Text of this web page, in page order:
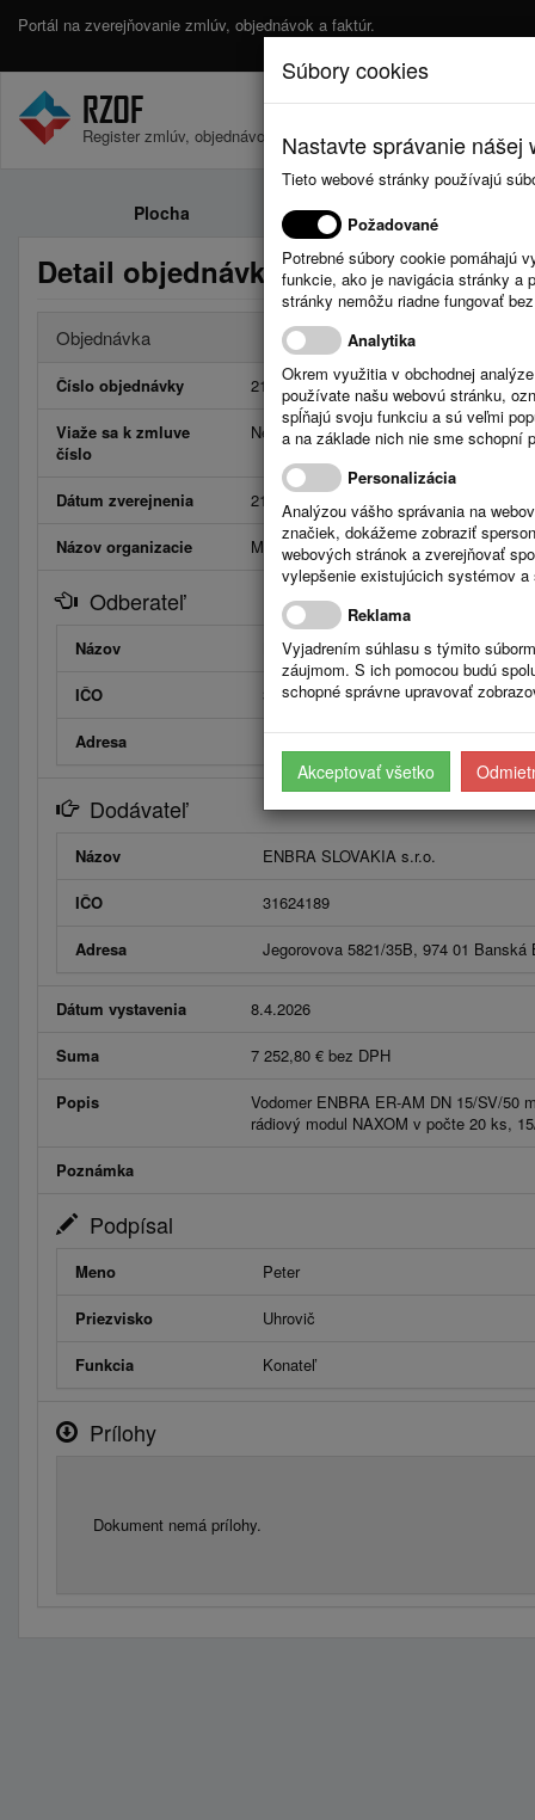
Portál na zverejňovanie zmlúv, objednávok a faktúr.
Register zmlúv, objednávok a faktúr.
Plocha Zmluvy
Detail objednávky číslo 212/2026
Objednávka
Číslo objednávky 212/2026
Viaže sa k zmluve
číslo
Neviaže
Dátum zverejnenia 21.4.2026
Názov organizacie Mestský podnik bytového hospodárstva
Odberateľ
Názov Mestský podnik bytového
IČO 34112502
Adresa M.Corvina 1232/20, 93201 Veľký Meder
Dodávateľ
Názov ENBRA SLOVAKIA s.r.o.
IČO 31624189
Adresa Jegorovova 5821/35B, 974 01 Banská
Dátum vystavenia 8.4.2026
Suma 7 252,80 € bez DPH
Popis
Vodomer ENBRA ER-AM DN 15/SV/50
rádiový modul NAXOM v počte 20 ks,
Poznámka
Podpísal
Meno Peter
Priezvisko Uhrovič
Funkcia Konateľ
Prílohy
Dokument nemá prílohy.
Súbory cookies
Nastavte správanie
Tieto webové stránky používajú
Požadované
Potrebné súbory cookie pomáhajú
funkcie, ako je navigácia stránky a
stránky nemôžu riadne fungovať
Analytika
Okrem využitia v obchodnej
používate našu webovú stránku,
spĺňajú svoju funkciu a sú veľmi
a na základe nich nie sme schopní
Personalizácia
Analýzou vášho správania na
značiek, dokážeme zobraziť
webových stránok a zverejňovať
vylepšenie existujúcich systémov
Reklama
Vyjadrením súhlasu s týmito
záujmom. S ich pomocou budú
schopné správne upravovať
Akceptovať všetko